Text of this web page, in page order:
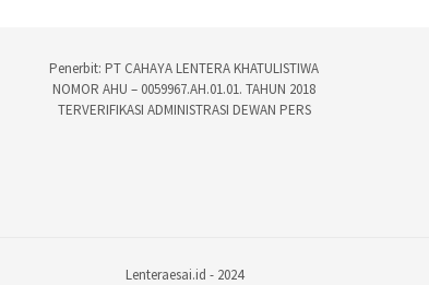
Penerbit: PT CAHAYA LENTERA KHATULISTIWA
NOMOR AHU – 0059967.AH.01.01. TAHUN 2018
TERVERIFIKASI ADMINISTRASI DEWAN PERS
Lenteraesai.id - 2024